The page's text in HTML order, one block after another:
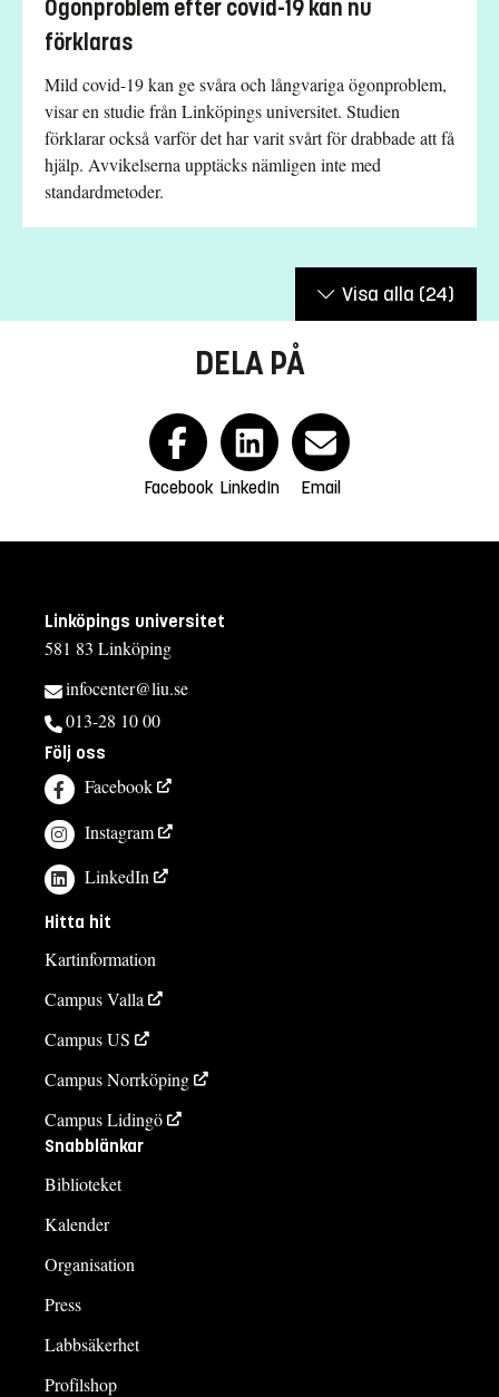
Ögonproblem efter covid-19 kan nu
förklaras
Mild covid-19 kan ge svåra och långvariga ögonproblem,
visar en studie från Linköpings universitet. Studien
förklarar också varför det har varit svårt för drabbade att få
hjälp. Avvikelserna upptäcks nämligen inte med
standardmetoder.
Visa alla (24)
DELA PÅ
Facebook LinkedIn Email
Linköpings universitet
581 83 Linköping
infocenter@liu.se
013-28 10 00
Följ oss
Facebook
Instagram
LinkedIn
Hitta hit
Kartinformation
Campus Valla
Campus US
Campus Norrköping
Campus Lidingö
Snabblänkar
Biblioteket
Kalender
Organisation
Press
Labbsäkerhet
Profilshop